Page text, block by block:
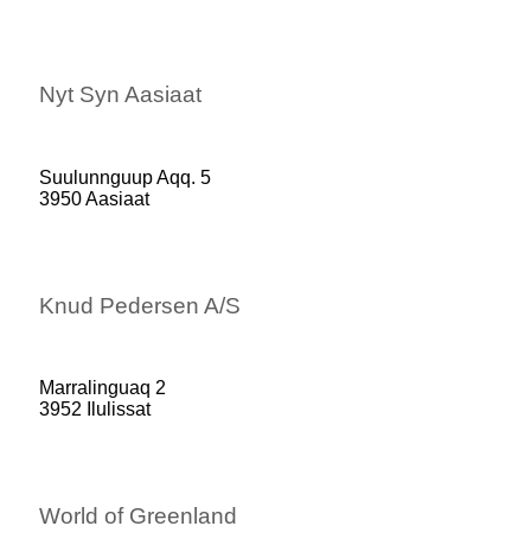
Nyt Syn Aasiaat
Suulunnguup Aqq. 5
3950 Aasiaat
Knud Pedersen A/S
Marralinguaq 2
3952 Ilulissat
World of Greenland